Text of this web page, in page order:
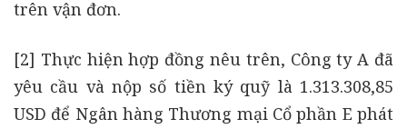
trên vận đơn.
[2] Thực hiện hợp đồng nêu trên, Công ty A đã
yêu cầu và nộp số tiền ký quỹ là 1.313.308,85
USD để Ngân hàng Thương mại Cổ phần E phát